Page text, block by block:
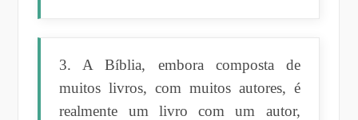
3. A Bíblia, embora composta de
muitos livros, com muitos autores, é
realmente um livro com um autor,